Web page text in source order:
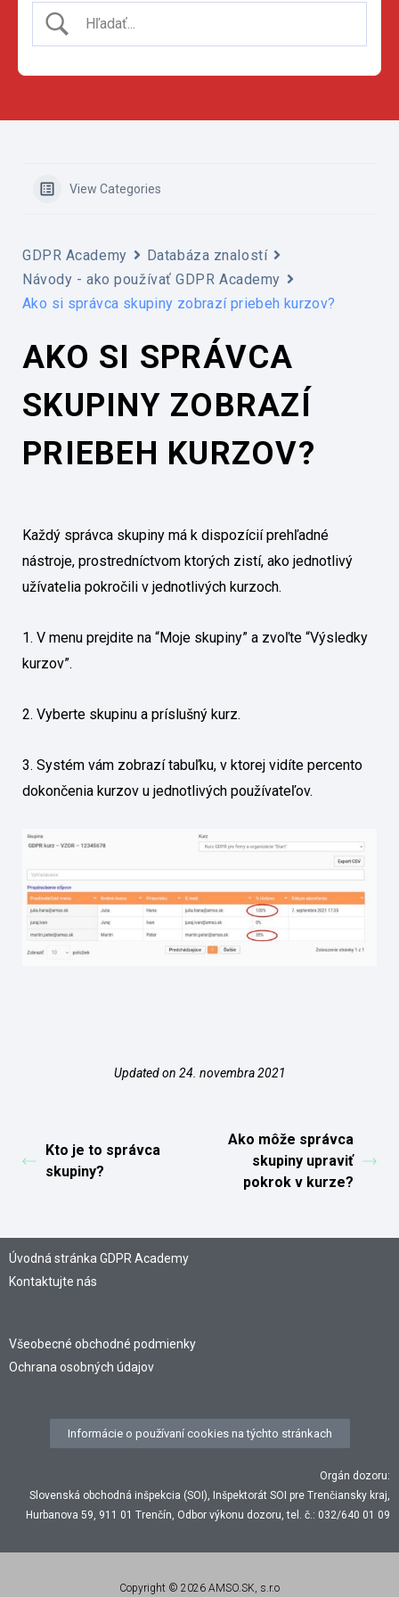
View Categories
GDPR Academy
Databáza znalostí
Návody - ako používať GDPR Academy
Ako si správca skupiny zobrazí priebeh kurzov?
AKO SI SPRÁVCA
SKUPINY ZOBRAZÍ
PRIEBEH KURZOV?
Každý správca skupiny má k dispozícií prehľadné
nástroje, prostredníctvom ktorých zistí, ako jednotlivý
užívatelia pokročili v jednotlivých kurzoch.
1. V menu prejdite na “Moje skupiny” a zvoľte “Výsledky
kurzov”.
2. Vyberte skupinu a príslušný kurz.
3. Systém vám zobrazí tabuľku, v ktorej vidíte percento
dokončenia kurzov u jednotlivých používateľov.
Updated on 24. novembra 2021
Kto je to správca
skupiny?
Ako môže správca
skupiny upraviť
pokrok v kurze?
Úvodná stránka GDPR Academy
Kontaktujte nás
Všeobecné obchodné podmienky
Ochrana osobných údajov
Informácie o používaní cookies na týchto stránkach
Orgán dozoru:
Slovenská obchodná inšpekcia (SOI), Inšpektorát SOI pre Trenčiansky kraj,
Hurbanova 59, 911 01 Trenčín, Odbor výkonu dozoru, tel. č.: 032/640 01 09
Copyright © 2026 AMSO.SK, s.r.o